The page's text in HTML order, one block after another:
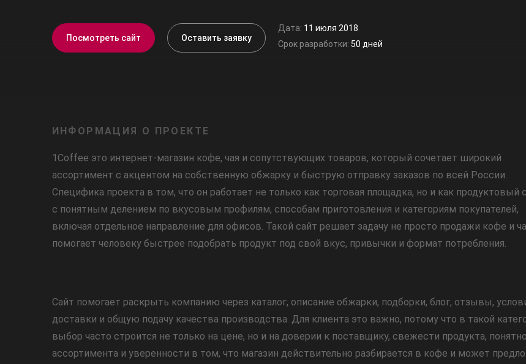
Посмотреть сайт Оставить заявку
Дата: 11 июля 2018
Срок разработки: 50 дней
ИНФОРМАЦИЯ О ПРОЕКТЕ
1Coffee это интернет-магазин кофе, чая и сопутствующих товаров, который сочетает широкий
ассортимент с акцентом на собственную обжарку и быструю отправку заказов по всей России.
Специфика проекта в том, что он работает не только как торговая площадка, но и как продуктовый
с понятным делением по вкусовым профилям, способам приготовления и категориям покупателей,
включая отдельное направление для офисов. Такой сайт решает задачу не просто продажи кофе и
помогает человеку быстрее подобрать продукт под свой вкус, привычки и формат потребления.
Сайт помогает раскрыть компанию через каталог, описание обжарки, подборки, блог, отзывы,
доставки и общую подачу качества производства. Для клиента это важно, потому что в такой
выбор часто строится не только на цене, но и на доверии к поставщику, свежести продукта,
ассортимента и уверенности в том, что магазин действительно разбирается в кофе и может